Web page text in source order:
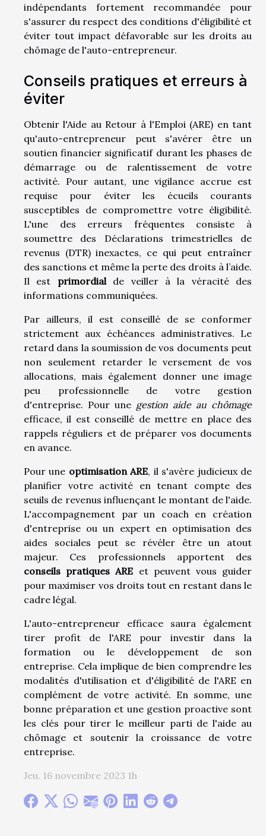
indépendants fortement recommandée pour
s'assurer du respect des conditions d'éligibilité et
éviter tout impact défavorable sur les droits au
chômage de l'auto-entrepreneur.
Conseils pratiques et erreurs à
éviter
Obtenir l'Aide au Retour à l'Emploi (ARE) en tant
qu'auto-entrepreneur peut s'avérer être un
soutien financier significatif durant les phases de
démarrage ou de ralentissement de votre
activité. Pour autant, une vigilance accrue est
requise pour éviter les écueils courants
susceptibles de compromettre votre éligibilité.
L'une des erreurs fréquentes consiste à
soumettre des Déclarations trimestrielles de
revenus (DTR) inexactes, ce qui peut entraîner
des sanctions et même la perte des droits à l’aide.
Il est primordialde veiller à la véracité des
informations communiquées.
Par ailleurs, il est conseillé de se conformer
strictement aux échéances administratives. Le
retard dans la soumission de vos documents peut
non seulement retarder le versement de vos
allocations, mais également donner une image
peu professionnelle de votre gestion
d'entreprise. Pour une gestion aide au chômage
efficace, il est conseillé de mettre en place des
rappels réguliers et de préparer vos documents
en avance.
Pour une optimisation ARE, il s'avère judicieux de
planifier votre activité en tenant compte des
seuils de revenus influençant le montant de l'aide.
L'accompagnement par un coach en création
d'entreprise ou un expert en optimisation des
aides sociales peut se révéler être un atout
majeur. Ces professionnels apportent des
conseils pratiques ARE et peuvent vous guider
pour maximiser vos droits tout en restant dans le
cadre légal.
L'auto-entrepreneur efficace saura également
tirer profit de l'ARE pour investir dans la
formation ou le développement de son
entreprise. Cela implique de bien comprendre les
modalités d'utilisation et d'éligibilité de l'ARE en
complément de votre activité. En somme, une
bonne préparation et une gestion proactive sont
les clés pour tirer le meilleur parti de l'aide au
chômage et soutenir la croissance de votre
entreprise.
Jeu. 16 novembre 2023 1h